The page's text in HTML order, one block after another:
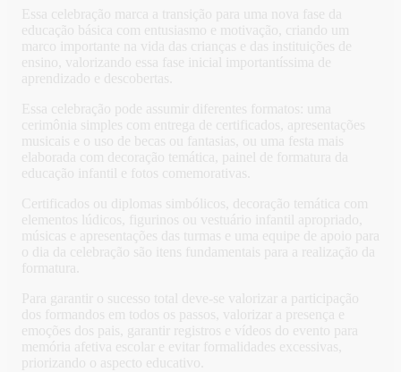
Essa celebração marca a transição para uma nova fase da
educação básica com entusiasmo e motivação, criando um
marco importante na vida das crianças e das instituições de
ensino, valorizando essa fase inicial importantíssima de
aprendizado e descobertas.
Essa celebração pode assumir diferentes formatos: uma
cerimônia simples com entrega de certificados, apresentações
musicais e o uso de becas ou fantasias, ou uma festa mais
elaborada com decoração temática, painel de formatura da
educação infantil e fotos comemorativas.
Certificados ou diplomas simbólicos, decoração temática com
elementos lúdicos, figurinos ou vestuário infantil apropriado,
músicas e apresentações das turmas e uma equipe de apoio para
o dia da celebração são itens fundamentais para a realização da
formatura.
Para garantir o sucesso total deve-se valorizar a participação
dos formandos em todos os passos, valorizar a presença e
emoções dos pais, garantir registros e vídeos do evento para
memória afetiva escolar e evitar formalidades excessivas,
priorizando o aspecto educativo.